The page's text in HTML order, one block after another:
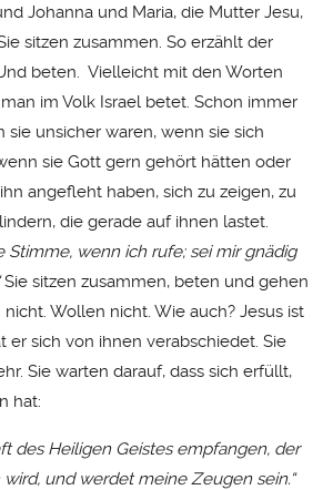
Johanna und Maria, die Mutter Jesu,
sitzen zusammen. So erzählt der
beten. Vielleicht mit den Worten
im Volk Israel betet. Schon immer
unsicher waren, wenn sie sich
sie Gott gern gehört hätten oder
angefleht haben, sich zu zeigen, zu
die gerade auf ihnen lastet.
Stimme, wenn ich rufe; sei mir gnädig
Sie sitzen zusammen, beten und gehen
Wollen nicht. Wie auch? Jesus ist
er sich von ihnen verabschiedet. Sie
Sie warten darauf, dass sich erfüllt,
hat:
des Heiligen Geistes empfangen, der
und werdet meine Zeugen sein.“